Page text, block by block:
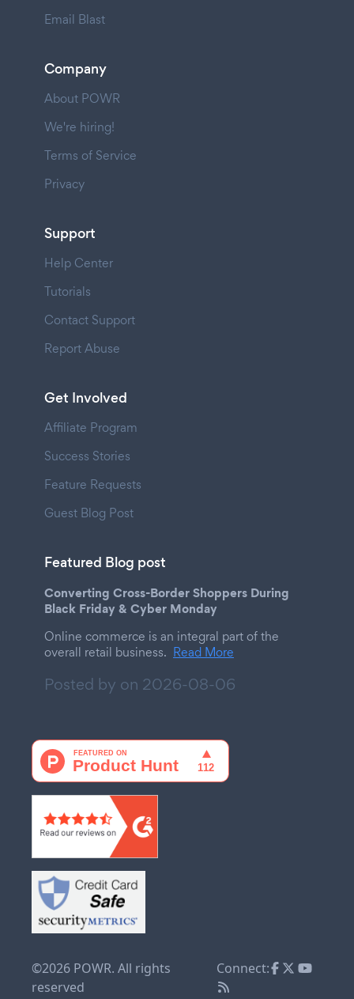
Email Blast
Company
About POWR
We're hiring!
Terms of Service
Privacy
Support
Help Center
Tutorials
Contact Support
Report Abuse
Get Involved
Affiliate Program
Success Stories
Feature Requests
Guest Blog Post
Featured Blog post
Converting Cross-Border Shoppers During
Black Friday & Cyber Monday
Online commerce is an integral part of the
overall retail business. Read More
Posted by on 2026-08-06
©2026 POWR. All rights
reserved
Connect: